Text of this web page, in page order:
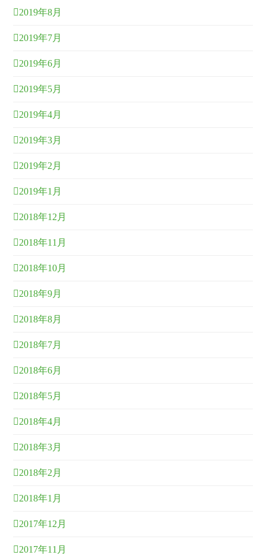
2019年8月
2019年7月
2019年6月
2019年5月
2019年4月
2019年3月
2019年2月
2019年1月
2018年12月
2018年11月
2018年10月
2018年9月
2018年8月
2018年7月
2018年6月
2018年5月
2018年4月
2018年3月
2018年2月
2018年1月
2017年12月
2017年11月